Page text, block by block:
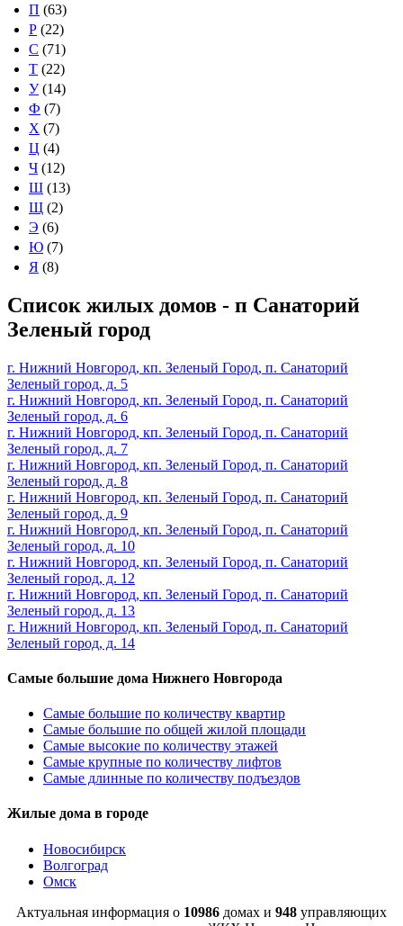
П (63)
Р (22)
С (71)
Т (22)
У(14)
Ф (7)
Х (7)
Ц (4)
Ч (12)
Ш (13)
Щ (2)
Э (6)
Ю (7)
Я (8)
Список жилых домов - п Санаторий
Зеленый город
г. Нижний Новгород, кп. Зеленый Город, п. Санаторий
Зеленый город, д. 5
г. Нижний Новгород, кп. Зеленый Город, п. Санаторий
Зеленый город, д. 6
г. Нижний Новгород, кп. Зеленый Город, п. Санаторий
Зеленый город, д. 7
г. Нижний Новгород, кп. Зеленый Город, п. Санаторий
Зеленый город, д. 8
г. Нижний Новгород, кп. Зеленый Город, п. Санаторий
Зеленый город, д. 9
г. Нижний Новгород, кп. Зеленый Город, п. Санаторий
Зеленый город, д. 10
г. Нижний Новгород, кп. Зеленый Город, п. Санаторий
Зеленый город, д. 12
г. Нижний Новгород, кп. Зеленый Город, п. Санаторий
Зеленый город, д. 13
г. Нижний Новгород, кп. Зеленый Город, п. Санаторий
Зеленый город, д. 14
Самые большие дома Нижнего Новгорода
Самые большие по количеству квартир
Самые большие по общей жилой площади
Самые высокие по количеству этажей
Самые крупные по количеству лифтов
Самые длинные по количеству подъездов
Жилые дома в городе
Новосибирск
Волгоград
Омск
Актуальная информация о 10986 домах и 948 управляющих